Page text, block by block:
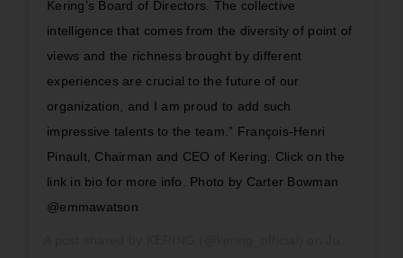
Kering’s Board of Directors. The collective
intelligence that comes from the diversity of point of
views and the richness brought by different
experiences are crucial to the future of our
organization, and I am proud to add such
impressive talents to the team.” François-Henri
Pinault, Chairman and CEO of Kering. Click on the
link in bio for more info. Photo by Carter Bowman
@emmawatson